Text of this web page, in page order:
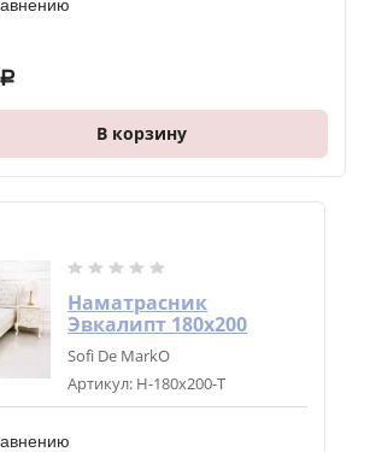
a
В корзину
Наматрасник
Эвкалипт 180х200
Sofi De MarkO
Артикул: Н-180х200-Т